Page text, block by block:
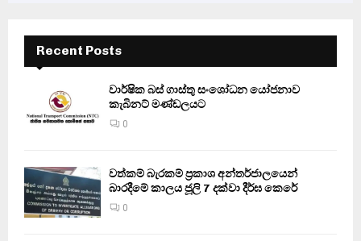
Recent Posts
වාර්ෂික බස් ගාස්තු සංශෝධන යෝජනාව
කැබිනට් මණ්ඩලයට
0
වත්කම් බැරකම් ප්‍රකාශ අන්තර්ජාලයෙන්
බාරදීමේ කාලය ජූලි 7 දක්වා දීර්ඝ කෙරේ
0